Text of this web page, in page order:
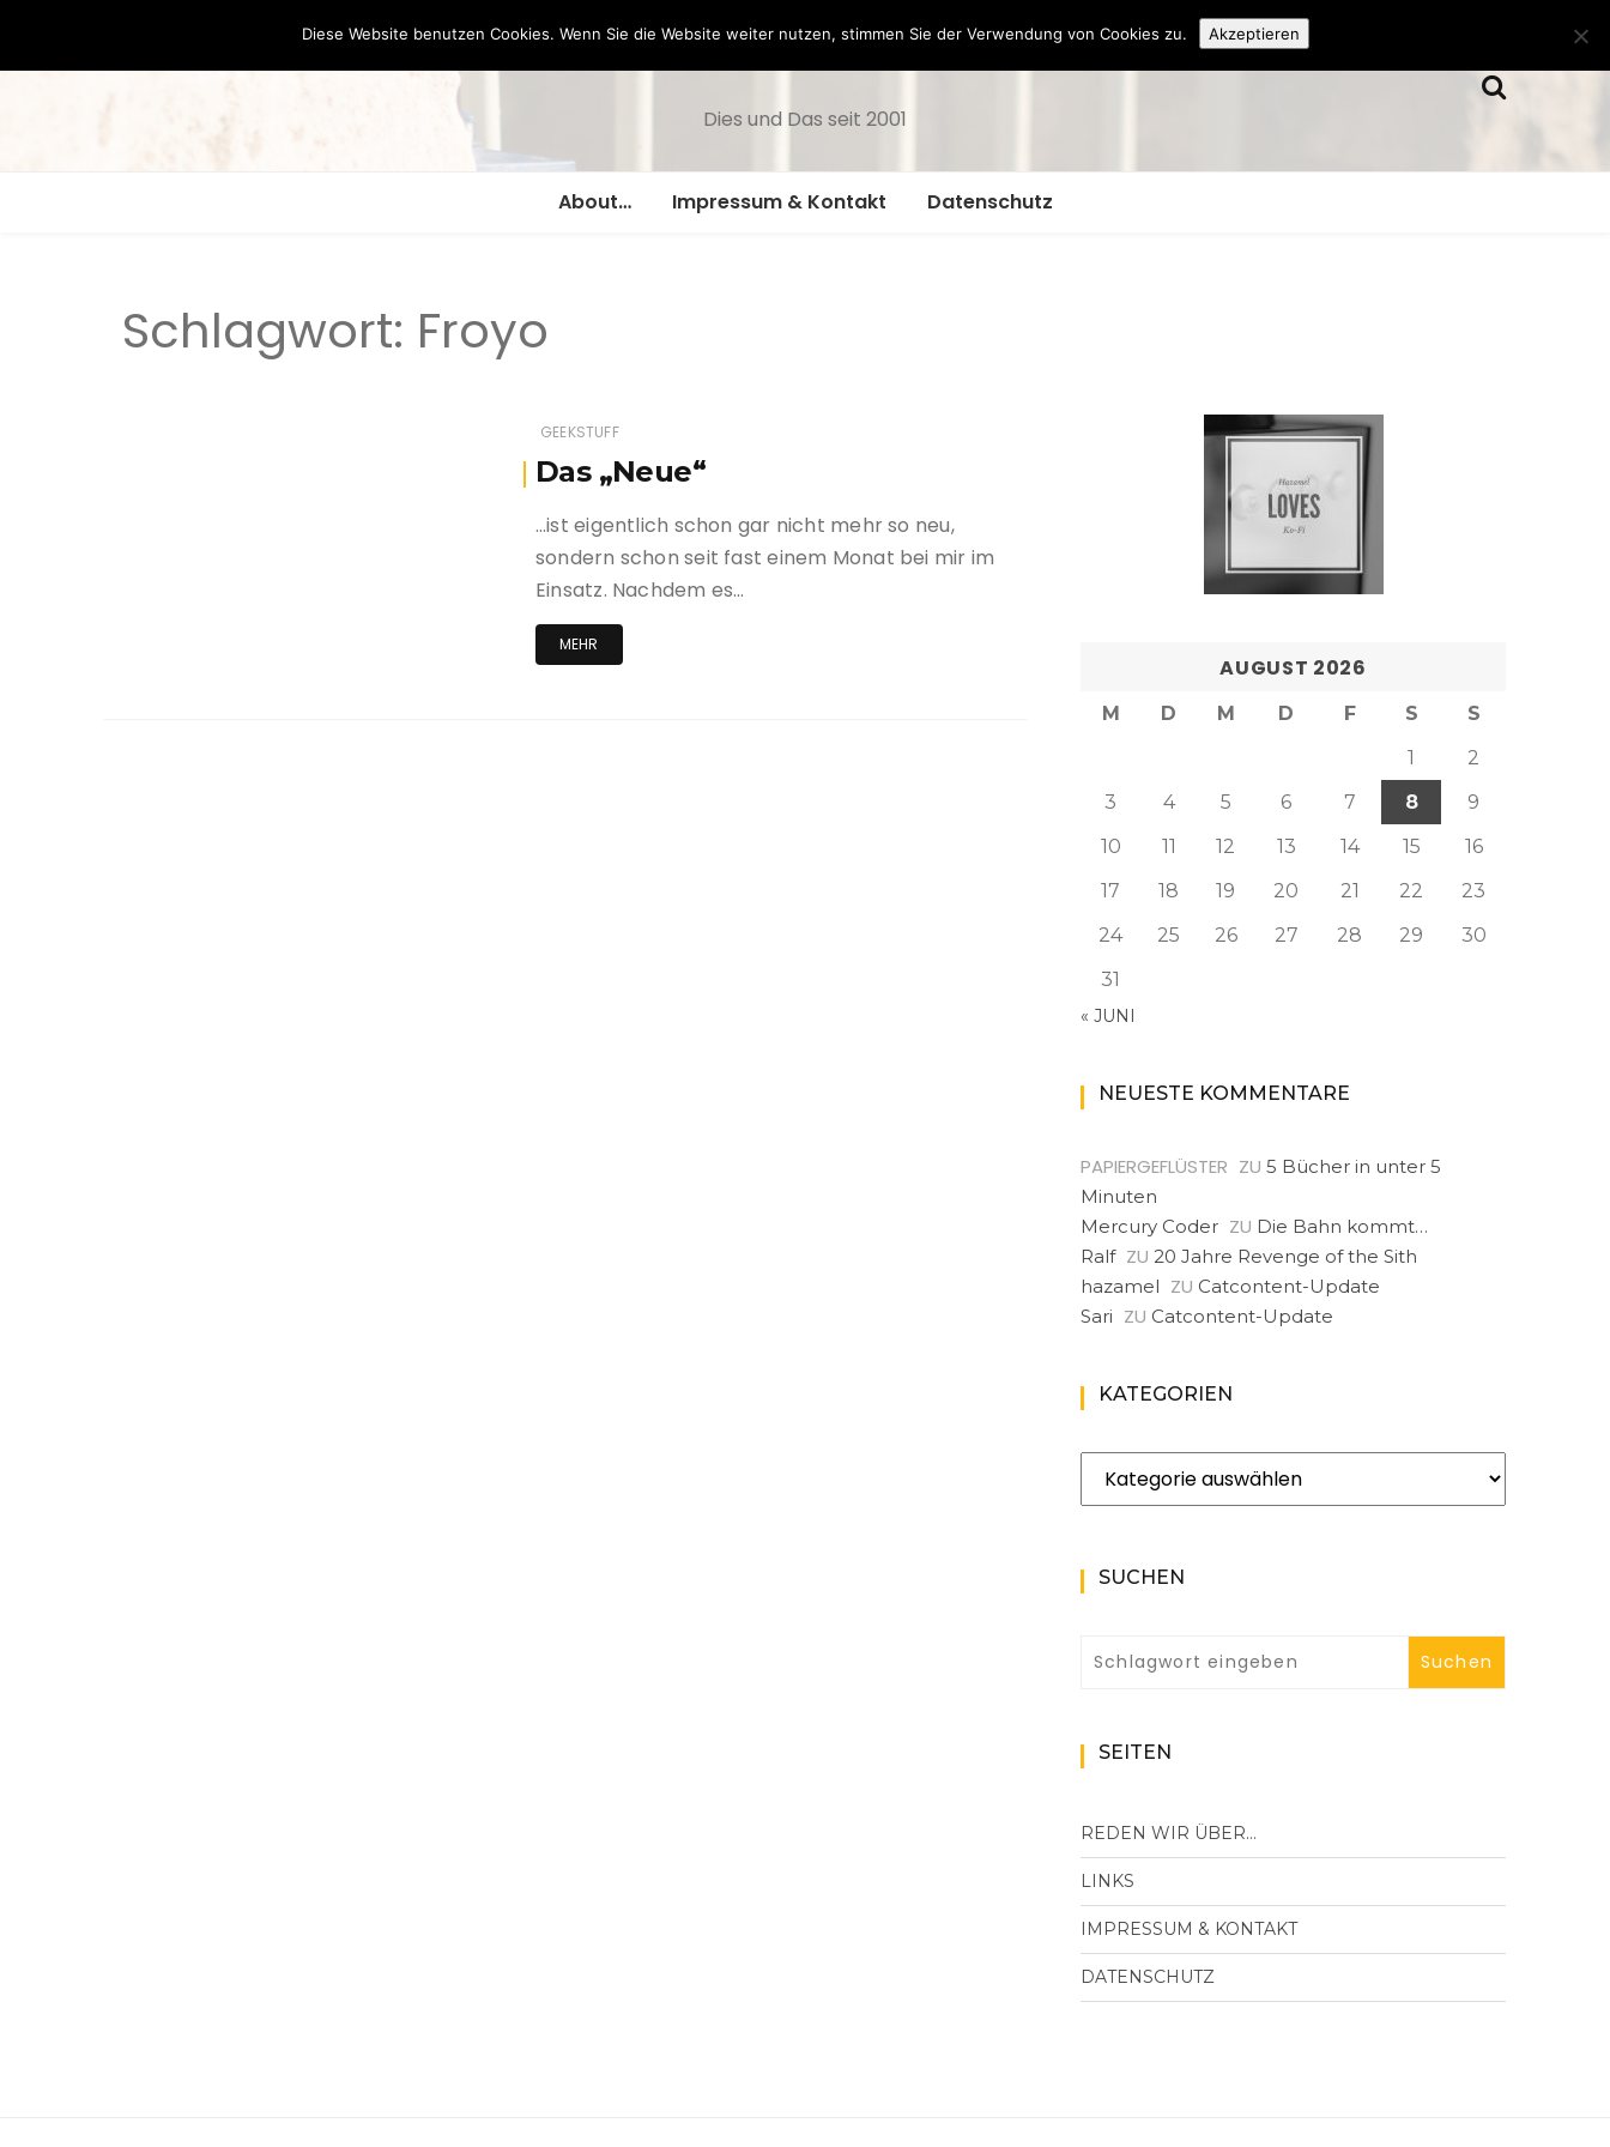
Hazamelistan
Dies und Das seit 2001
About… Impressum & Kontakt Datenschutz
Schlagwort: Froyo
GEEKSTUFF
Das „Neue“
…ist eigentlich schon gar nicht mehr so neu,
sondern schon seit fast einem Monat bei mir im
Einsatz. Nachdem es…
MEHR
AUGUST 2026
M D M D F S
S
1
2
3
4 5 6 7 8
9
10
11 12 13 14 15
16
17
18 19 20 21 22
23
24
25 26 27 28 29
30
31
« JUNI
NEUESTE KOMMENTARE
PAPIERGEFLÜSTER ZU 5 Bücher in unter 5
Minuten
Mercury Coder ZU Die Bahn kommt…
Ralf ZU 20 Jahre Revenge of the Sith
hazamel ZU Catcontent-Update
Sari ZU Catcontent-Update
KATEGORIEN
Kategorien
SUCHEN
SEITEN
REDEN WIR ÜBER…
LINKS
IMPRESSUM & KONTAKT
DATENSCHUTZ
Diese Website benutzen Cookies. Wenn Sie die Website weiter nutzen, stimmen Sie der Verwendung von Cookies zu. Akzeptieren